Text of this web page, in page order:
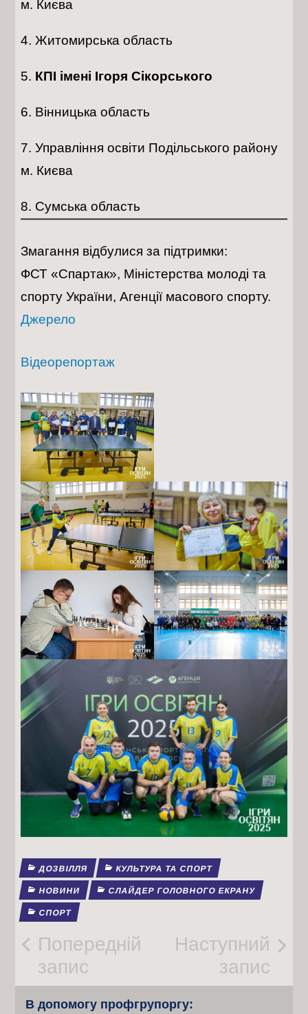
м. Києва
Житомирська область
КПІ імені Ігоря Сікорського
Вінницька область
Управління освіти Подільського району
м. Києва
Сумська область
Змагання відбулися за підтримки:
ФСТ «Спартак», Міністерства молоді та
спорту України, Агенції масового спорту.
Джерело
Відеорепортаж
ДОЗВІЛЛЯ КУЛЬТУРА ТА СПОРТ
НОВИНИ СЛАЙДЕР ГОЛОВНОГО ЕКРАНУ
СПОРТ
Post
navigation
Попередній
запис
Наступний
запис
В допомогу профгрупоргу: